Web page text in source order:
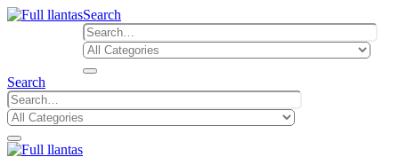
Search
Search